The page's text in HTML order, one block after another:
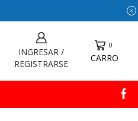
INGRESAR /
REGISTRARSE
0
CARRO